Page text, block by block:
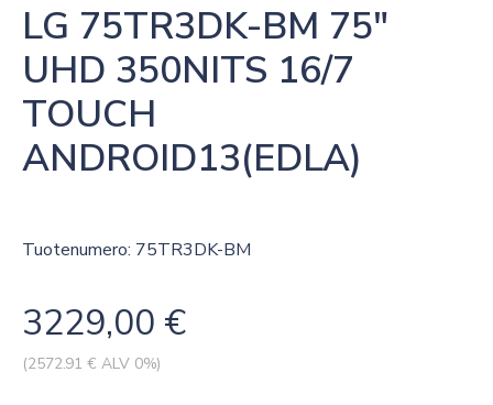
LG 75TR3DK-BM 75″
UHD 350NITS 16/7
TOUCH
ANDROID13(EDLA)
Tuotenumero: 75TR3DK-BM
3229,00 €
(2572.91 € ALV 0%)